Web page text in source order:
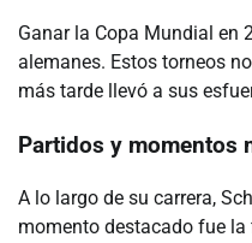
Ganar la Copa Mundial en
alemanes. Estos torneos
más tarde llevó a sus
Partidos y momentos
A lo largo de su carrera,
momento destacado fue